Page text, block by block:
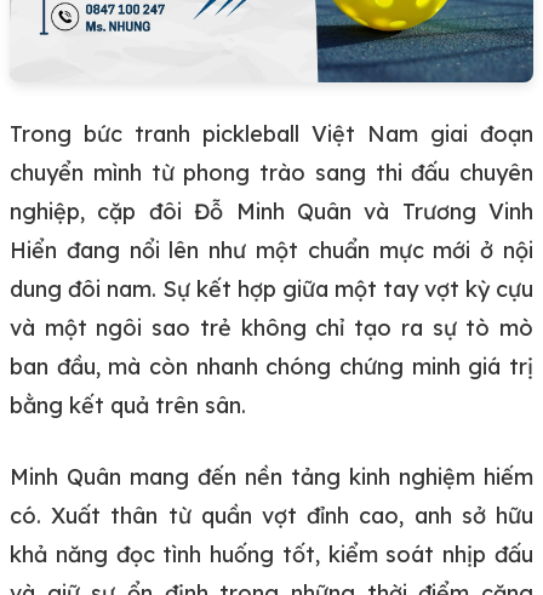
Trong bức tranh pickleball Việt Nam giai đoạn
chuyển mình từ phong trào sang thi đấu chuyên
nghiệp, cặp đôi Đỗ Minh Quân và Trương Vinh
Hiển đang nổi lên như một chuẩn mực mới ở nội
dung đôi nam. Sự kết hợp giữa một tay vợt kỳ cựu
và một ngôi sao trẻ không chỉ tạo ra sự tò mò
ban đầu, mà còn nhanh chóng chứng minh giá trị
bằng kết quả trên sân.
Minh Quân mang đến nền tảng kinh nghiệm hiếm
có. Xuất thân từ quần vợt đỉnh cao, anh sở hữu
khả năng đọc tình huống tốt, kiểm soát nhịp đấu